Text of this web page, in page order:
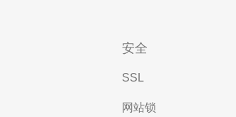
安全
SSL
网站锁